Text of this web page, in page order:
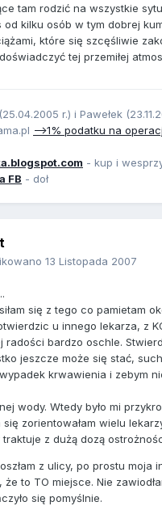
tam rodzić na wszystkie
od kilku osób w tym dobrej
które się szcęśliwie
tej przemiłej
r.) i Pawełek
-->1% podatku na
- kup i
FB - doł
13 Listopada 2007
się z tego co pamietam
u innego lekarza, z
radości bardzo oschle.
jeszcze może się stać,
krwawienia i zebym
wody. Wtedy było mi
zorientowałam wielu
z dużą dozą
z ulicy, po prostu moja
że to TO miejsce. Nie
się pomyślnie.